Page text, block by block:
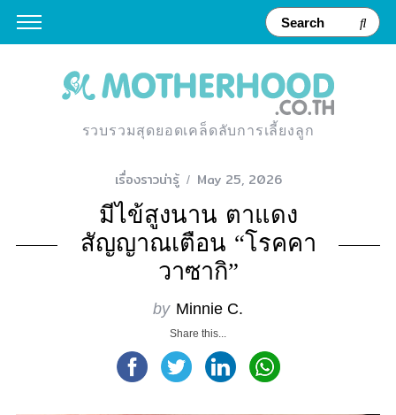
รวบรวมสุดยอดเคล็ดลับการเลี้ยงลูก
เรื่องราวน่ารู้ May 25, 2026
มีไข้สูงนาน ตาแดง
สัญญาณเตือน “โรคคา
วาซากิ”
by Minnie C.
Share this...